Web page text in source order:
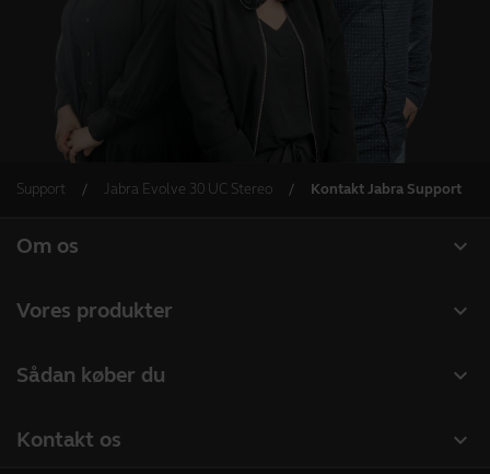
Support Jabra Evolve 30 UC Stereo Kontakt Jabra Support
expand_more
Om os
Bæredygtighed
expand_more
Vores produkter
Konferencekameraer
expand_more
Sådan køber du
expand_more
Kontakt os